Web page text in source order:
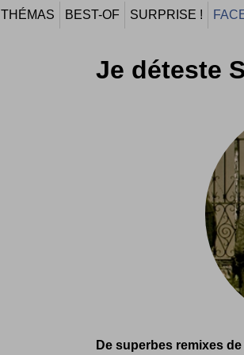
THÉMAS BEST-OF SURPRISE !
Je déteste
De superbes remixes